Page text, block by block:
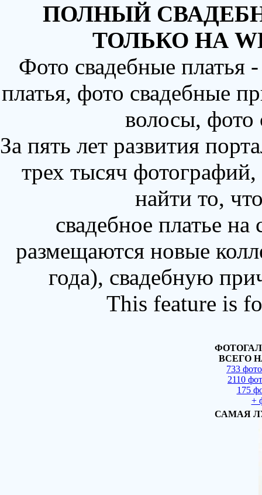
ПОЛНЫЙ
ТОЛЬКО НА
Фото свадебные
платья, фото свадебные
волосы,
За пять лет развития
трех тысяч
найти то,
свадебное платье
размещаются новые
года), свадебную
This feature is
ВСЕГО
733
2110
175
+
САМАЯ